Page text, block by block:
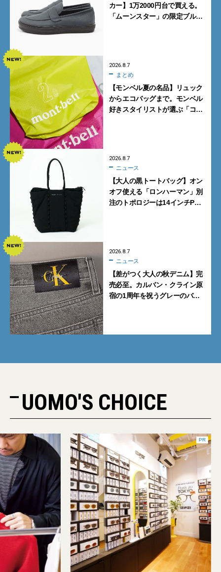
カー】1万2000円台で買える。
「ムーンスター」の限定ブルー
2026.8.7
まとめ
【モンベル夏の名品】リュック
からエコバッグまで。モンベル
好きスタイリストが選ぶ「コス
2026.8.7
ニュース
【大人の黒トートバッグ】オン
オフ使える「ロンハーマン」別
注のトポロジーは14インチPC
2026.8.7
ニュース
【差がつく大人の秋デニム】完
売必至。カルバン・クライン原
宿の1周年を祝うグレーのバ
UOMO'S CHOICE
PR